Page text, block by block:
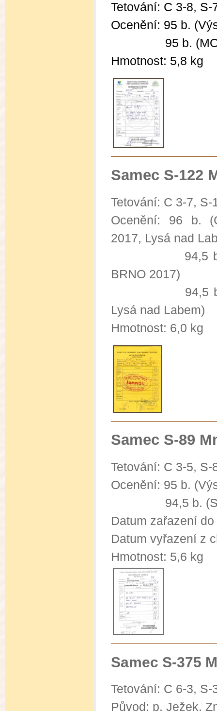
Tetování: C 3-8, S-
Ocenění: 95 b.
95 b.
Hmotnost: 5,8 kg
Samec S-122
Tetování: C 3-7, S-
Ocenění: 96 b.
2017, Lysá nad
94,5 b. ( I.
BRNO 2017)
94,5 b.
Lysá nad Labem)
Hmotnost: 6,0 kg
Samec S-89
Tetování: C 3-5, S-
Ocenění: 95 b.
94,5 b.
Datum zařazení
Datum vyřazení z
Hmotnost: 5,6 kg
Samec S-375
Tetování: C 6-3, S-
Původ: p. Ježek,